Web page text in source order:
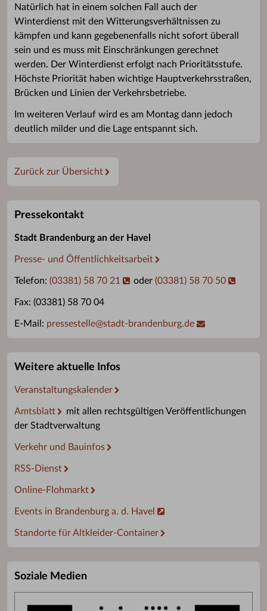
Natürlich hat in einem solchen Fall auch der
Winterdienst mit den Witterungsverhältnissen zu
kämpfen und kann gegebenenfalls nicht sofort überall
sein und es muss mit Einschränkungen gerechnet
werden. Der Winterdienst erfolgt nach Prioritätsstufe.
Höchste Priorität haben wichtige Hauptverkehrsstraßen,
Brücken und Linien der Verkehrsbetriebe.
Im weiteren Verlauf wird es am Montag dann jedoch
deutlich milder und die Lage entspannt sich.
Zurück zur Übersicht
Pressekontakt
Stadt Brandenburg an der Havel
Presse- und Öffentlichkeitsarbeit
Telefon: (03381) 58 70 21 oder (03381) 58 70 50
Fax: (03381) 58 70 04
E-Mail: pressestelle@stadt-brandenburg.de
Weitere aktuelle Infos
Veranstaltungskalender
Amtsblatt
mit allen rechtsgültigen Veröffentlichungen
der Stadtverwaltung
Verkehr und Bauinfos
RSS-Dienst
Online-Flohmarkt
Events in Brandenburg a. d. Havel
Standorte für Altkleider-Container
Soziale Medien